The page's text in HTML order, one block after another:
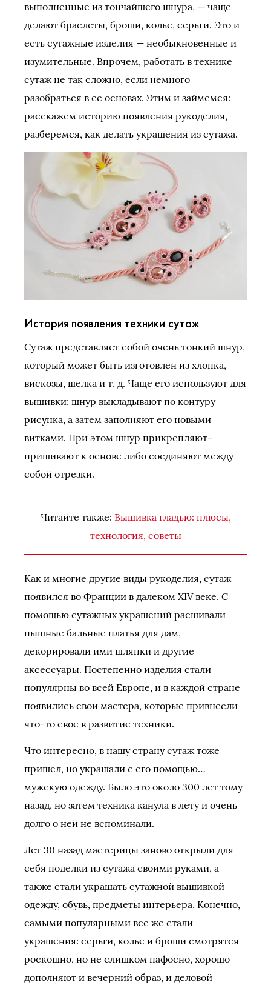
выполненные из тончайшего шнура, — чаще
делают браслеты, броши, колье, серьги. Это и
есть сутажные изделия — необыкновенные и
изумительные. Впрочем, работать в технике
сутаж не так сложно, если немного
разобраться в ее основах. Этим и займемся:
расскажем историю появления рукоделия,
разберемся, как делать украшения из сутажа.
История появления техники сутаж
Сутаж представляет собой очень тонкий шнур,
который может быть изготовлен из хлопка,
вискозы, шелка и т. д. Чаще его используют для
вышивки: шнур выкладывают по контуру
рисунка, а затем заполняют его новыми
витками. При этом шнур прикрепляют-
пришивают к основе либо соединяют между
собой отрезки.
Читайте также: Вышивка гладью: плюсы,
технология, советы
Как и многие другие виды рукоделия, сутаж
появился во Франции в далеком XIV веке. С
помощью сутажных украшений расшивали
пышные бальные платья для дам,
декорировали ими шляпки и другие
аксессуары. Постепенно изделия стали
популярны во всей Европе, и в каждой стране
появились свои мастера, которые привнесли
что-то свое в развитие техники.
Что интересно, в нашу страну сутаж тоже
пришел, но украшали с его помощью…
мужскую одежду. Было это около 300 лет тому
назад, но затем техника канула в лету и очень
долго о ней не вспоминали.
Лет 30 назад мастерицы заново открыли для
себя поделки из сутажа своими руками, а
также стали украшать сутажной вышивкой
одежду, обувь, предметы интерьера. Конечно,
самыми популярными все же стали
украшения: серьги, колье и броши смотрятся
роскошно, но не слишком пафосно, хорошо
дополняют и вечерний образ, и деловой